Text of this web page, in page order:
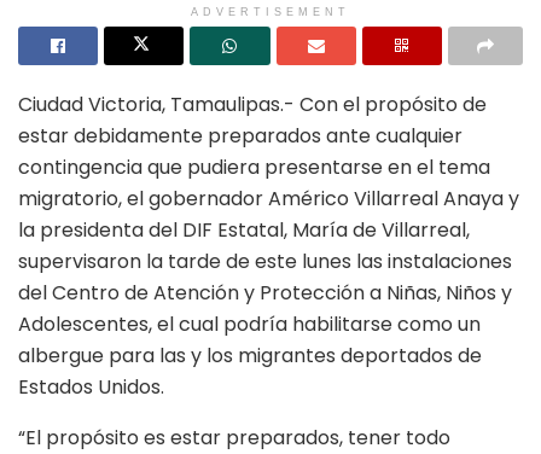
ADVERTISEMENT
Ciudad Victoria, Tamaulipas.- Con el propósito de
estar debidamente preparados ante cualquier
contingencia que pudiera presentarse en el tema
migratorio, el gobernador Américo Villarreal Anaya y
la presidenta del DIF Estatal, María de Villarreal,
supervisaron la tarde de este lunes las instalaciones
del Centro de Atención y Protección a Niñas, Niños y
Adolescentes, el cual podría habilitarse como un
albergue para las y los migrantes deportados de
Estados Unidos.
“El propósito es estar preparados, tener todo